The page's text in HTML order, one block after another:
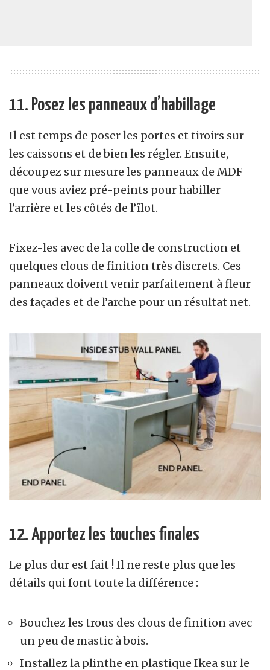
11. Posez les panneaux d’habillage
Il est temps de poser les portes et tiroirs sur
les caissons et de bien les régler. Ensuite,
découpez sur mesure les panneaux de MDF
que vous aviez pré-peints pour habiller
l’arrière et les côtés de l’îlot.
Fixez-les avec de la colle de construction et
quelques clous de finition très discrets. Ces
panneaux doivent venir parfaitement à fleur
des façades et de l’arche pour un résultat net.
12. Apportez les touches finales
Le plus dur est fait ! Il ne reste plus que les
détails qui font toute la différence :
Bouchez les trous des clous de finition avec
un peu de mastic à bois.
Installez la plinthe en plastique Ikea sur le